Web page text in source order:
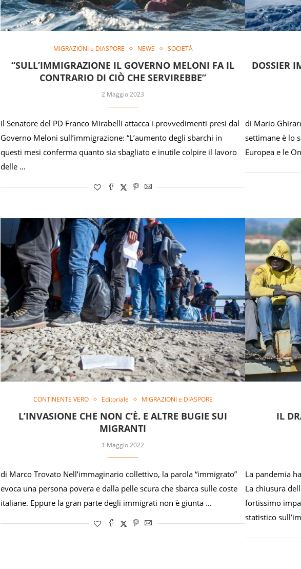
MIGRAZIONI e DIASPORE NEWS SOCIETÀ
“SULL’IMMIGRAZIONE IL GOVERNO MELONI FA IL
CONTRARIO DI CIÒ CHE SERVIREBBE”
2 Maggio 2023
Il Senatore del PD Franco Mirabelli attacca i provvedimenti presi dal
Governo Meloni sull’immigrazione: “L’aumento degli sbarchi in
questi mesi conferma quanto sia sbagliato e inutile colpire il lavoro
delle …
DOSSIER
di Mario
settimane è lo
Europea e le
CONTINENTE VERO Editoriale MIGRAZIONI e DIASPORE
L’INVASIONE CHE NON C’È. E ALTRE BUGIE SUI
MIGRANTI
1 Maggio 2022
di Marco Trovato Nell’immaginario collettivo, la parola “immigrato”
evoca una persona povera e dalla pelle scura che sbarca sulle coste
italiane. Eppure la gran parte degli immigrati non è giunta …
IL
La pandemia
La chiusura
fortissimo
statistico